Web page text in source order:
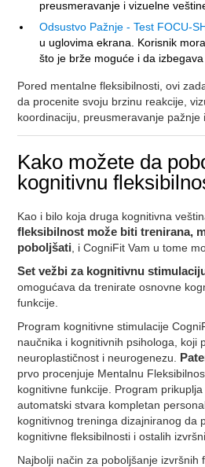
preusmeravanje i vizuelne
Odsustvo Pažnje - Test FOCU-
u uglovima ekrana. Korisnik
što je brže moguće i da izbegava
Pored mentalne fleksibilnosti, ovi
da procenite svoju brzinu reakcije,
koordinaciju, preusmeravanje pažnje
Kako možete da
kognitivnu
Kao i bilo koja druga kognitivna
fleksibilnost može biti trenirana,
poboljšati , i CogniFit Vam u tome
Set vežbi za kognitivnu
omogućava da trenirate osnovne
funkcije.
Program kognitivne stimulacije
naučnika i kognitivnih psihologa, koji
neuroplastičnost i neurogenezu.
prvo procenjuje Mentalnu
kognitivne funkcije. Program
automatski stvara kompletan
kognitivnog treninga dizajniranog da
kognitivne fleksibilnosti i ostalih
Najbolji način za poboljšanje izvršnih